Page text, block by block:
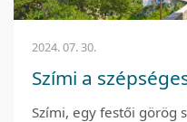
2024. 07. 30.
Szími a
Szími, egy festői görög